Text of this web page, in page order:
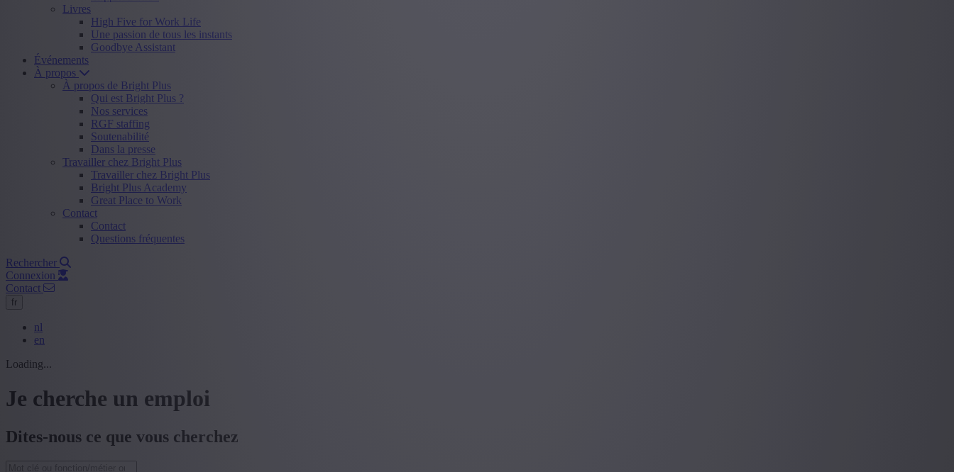
Livres
High Five for Work Life
Une passion de tous les instants
Goodbye Assistant
Événements
À propos
À propos de Bright Plus
Qui est Bright Plus ?
Nos services
RGF staffing
Soutenabilité
Dans la presse
Travailler chez Bright Plus
Travailler chez Bright Plus
Bright Plus Academy
Great Place to Work
Contact
Contact
Questions fréquentes
Rechercher
Connexion
Contact
fr
nl
en
Loading...
Je cherche un emploi
Dites-nous ce que vous cherchez